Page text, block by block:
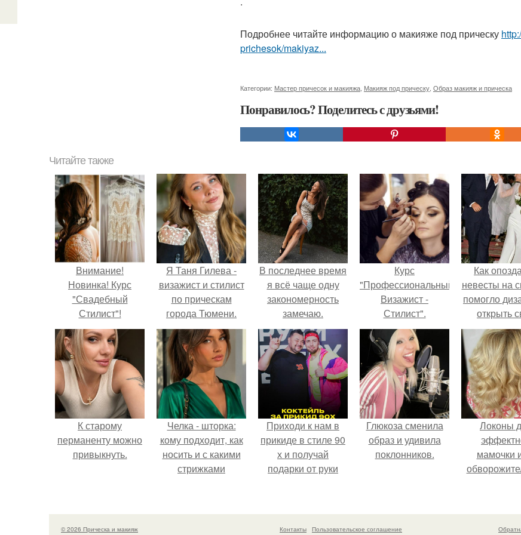
Подробнее читайте информацию о макияже под прическу
prichesok/makiyaz...
Категории: Мастер причесок и макияжа Макияж под прическу Образ макияж и прическа
Понравилось? Поделитесь с друзьями!
Читайте также
Внимание!
Новинка! Курс
"Свадебный
Стилист"!
Я Таня Гилева -
визажист и стилист
по прическам
города Тюмени.
В последнее время
я всё чаще одну
закономерность
замечаю.
Курс
"Профессиональный
Визажист -
Стилист".
Как
невесты на
помогло
открыть
бренд.
К старому
перманенту можно
привыкнуть.
Челка - шторка:
кому подходит, как
носить и с какими
стрижками
Приходи к нам в
прикиде в стиле 90
х и получай
подарки от руки
Глюкоза сменила
образ и удивила
поклонников.
Локоны
мамочки
© 2026 Прическа и макияж Контакты Пользовательское соглашение